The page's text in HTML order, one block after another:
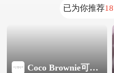
已为你推荐
Coco Brownie可莱尼